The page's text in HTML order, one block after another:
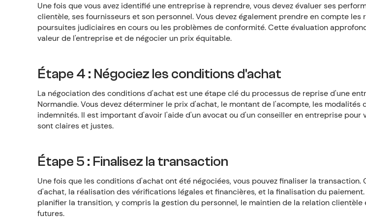
Une fois que vous avez identifié une entreprise à reprendre, vous devez évaluer ses
clientèle, ses fournisseurs et son personnel. Vous devez également prendre en compte
poursuites judiciaires en cours ou les problèmes de conformité. Cette évaluation
valeur de l'entreprise et de négocier un prix équitable.
Étape 4 : Négociez les conditions d'achat
La négociation des conditions d'achat est une étape clé du processus de reprise d'une
Normandie. Vous devez déterminer le prix d'achat, le montant de l'acompte, les modalités
indemnités. Il est important d'avoir l'aide d'un avocat ou d'un conseiller en entreprise pour
sont claires et justes.
Étape 5 : Finalisez la transaction
Une fois que les conditions d'achat ont été négociées, vous pouvez finaliser la
d'achat, la réalisation des vérifications légales et financières, et la finalisation du
planifier la transition, y compris la gestion du personnel, le maintien de la relation
futures.